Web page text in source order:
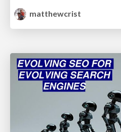
matthewcrist